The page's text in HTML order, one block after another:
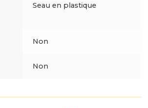
Seau en plastique
Non
Non